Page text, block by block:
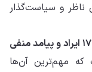
و سیاست‌گذار
۱۷ ایراد و پیامد منفی
که مهم‌ترین آن‌ها